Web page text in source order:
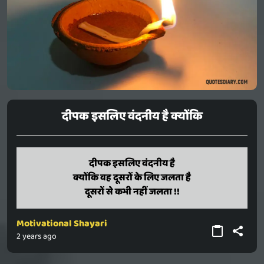
दीपक इसलिए वंदनीय है क्योंकि
दीपक इसलिए वंदनीय है
क्योंकि वह दूसरों के लिए जलता है
दूसरों से कभी नहीं जलता !!
dipak isaliye vandaniy hai
kyonki vah dusaron ke liye jalata hai
dusaron se kabhi nahin jalata !!
Motivational Shayari
2 years ago